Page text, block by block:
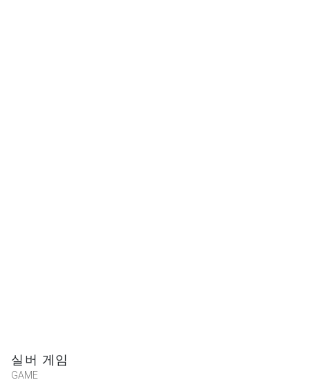
실버 게임
GAME